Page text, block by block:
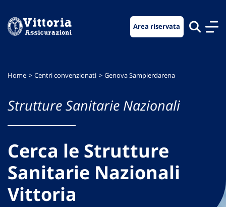
menu
contenuto
footer
Area riservata
Home Centri convenzionati Genova Sampierdarena
Strutture Sanitarie Nazionali
Cerca le Strutture
Sanitarie Nazionali
Vittoria